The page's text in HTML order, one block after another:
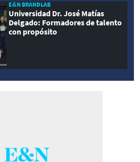
E&N BRANDLAB
Universidad Dr. José Matías
Delgado: Formadores de talento
con propósito